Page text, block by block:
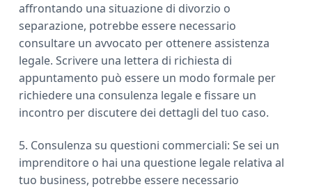
affrontando una situazione di divorzio o
separazione, potrebbe essere necessario
consultare un avvocato per ottenere assistenza
legale. Scrivere una lettera di richiesta di
appuntamento può essere un modo formale per
richiedere una consulenza legale e fissare un
incontro per discutere dei dettagli del tuo caso.
5. Consulenza su questioni commerciali: Se sei un
imprenditore o hai una questione legale relativa al
tuo business, potrebbe essere necessario